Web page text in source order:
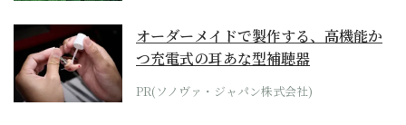
オーダーメイドで製作する、高機能か
つ充電式の耳あな型補聴器
PR(ソノヴァ・ジャパン株式会社)